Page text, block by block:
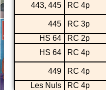
443, 445 RC 4p
445
RC 3p
HS 64
RC 2p
HS 64
RC 4p
449 RC 4p
Les Nuls
RC 4p